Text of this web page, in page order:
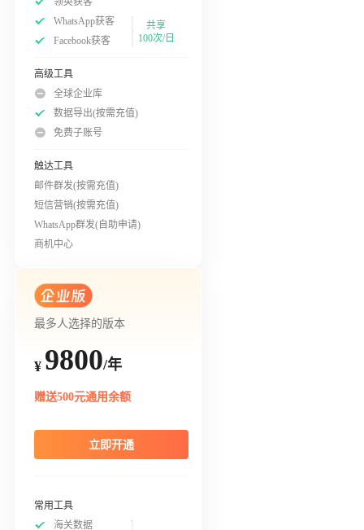
WhatsApp获客
Facebook获客
共享
100次/日
高级工具
全球企业库
数据导出(按需充值)
免费子账号
触达工具
邮件群发(按需充值)
短信营销(按需充值)
WhatsApp群发(自助申请)
商机中心
最多人选择的版本
¥ 9800/年
赠送500元通用余额
立即开通
常用工具
海关数据